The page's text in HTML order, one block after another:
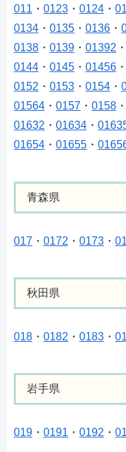
011 ・ 0123 ・ 0124 ・
0134 ・ 0135 ・ 0136 ・
0138 ・ 0139 ・ 01392 ・
0144 ・ 0145 ・ 01456 ・
0152 ・ 0153 ・ 0154 ・
01564 ・ 0157 ・ 0158 ・
01632 ・ 01634 ・
01654 ・ 01655 ・
青森県
017 ・ 0172 ・ 0173 ・
秋田県
018 ・ 0182 ・ 0183 ・
岩手県
019 ・ 0191 ・ 0192 ・